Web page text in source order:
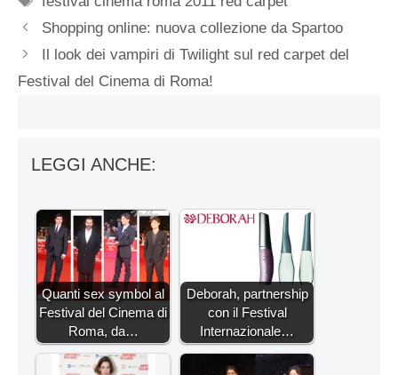
Shopping online: nuova collezione da Spartoo
Il look dei vampiri di Twilight sul red carpet del
Festival del Cinema di Roma!
LEGGI ANCHE:
Quanti sex symbol al
Festival del Cinema di
Roma, da…
Deborah, partnership
con il Festival
Internazionale…